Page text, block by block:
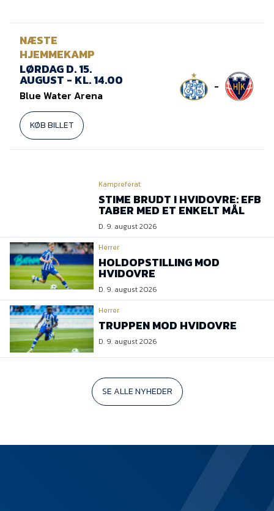
NÆSTE
HJEMMEKAMP
LØRDAG D. 15.
AUGUST - KL. 14.00
Blue Water Arena
KØB BILLET
-
Kampreferat
STIME BRUDT I HVIDOVRE: EFB
TABER MED ET ENKELT MÅL
D. 9. august 2026
Herrer
HOLDOPSTILLING MOD
HVIDOVRE
D. 9. august 2026
Herrer
TRUPPEN MOD HVIDOVRE
D. 9. august 2026
SE ALLE NYHEDER